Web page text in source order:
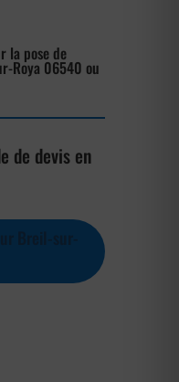
la pose de
Roya 06540 ou
de devis en